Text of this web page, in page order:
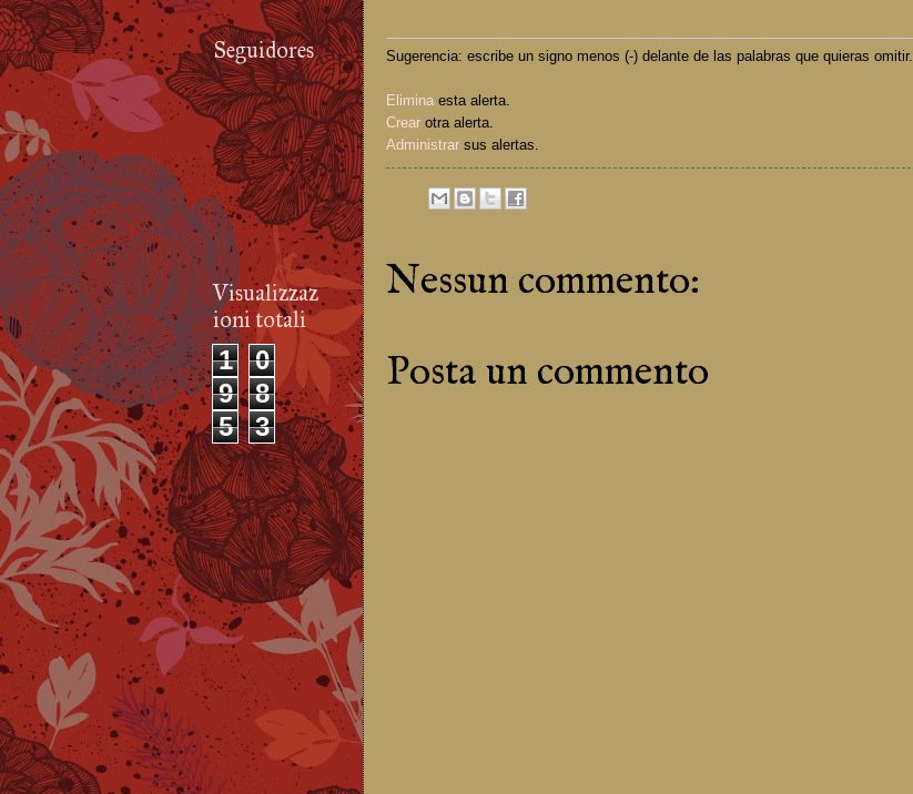
Sugerencia: escribe un signo menos (-) delante de las palabras que quieras omitir.
Elimina esta alerta.
Crear otra alerta.
Administrar sus alertas.
Nessun commento:
Posta un commento
Seguidores
Visualizzaz
ioni totali
1
0
9
8
5
3